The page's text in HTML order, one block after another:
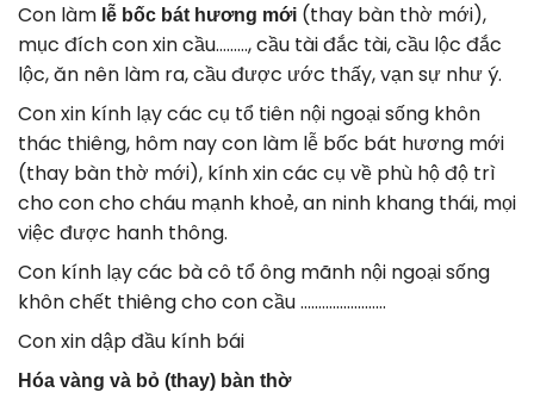
Con làm lễ bốc bát hương mới (thay bàn thờ mới),
mục đích con xin cầu………, cầu tài đắc tài, cầu lộc đắc
lộc, ăn nên làm ra, cầu được ước thấy, vạn sự như ý.
Con xin kính lạy các cụ tổ tiên nội ngoại sống khôn
thác thiêng, hôm nay con làm lễ bốc bát hương mới
(thay bàn thờ mới), kính xin các cụ về phù hộ độ trì
cho con cho cháu mạnh khoẻ, an ninh khang thái, mọi
việc được hanh thông.
Con kính lạy các bà cô tổ ông mãnh nội ngoại sống
khôn chết thiêng cho con cầu ……………………
Con xin dập đầu kính bái
Hóa vàng và bỏ (thay) bàn thờ